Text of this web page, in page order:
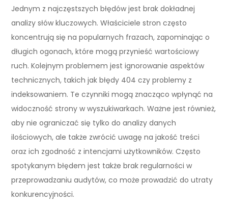
Jednym z najczęstszych błędów jest brak dokładnej
analizy słów kluczowych. Właściciele stron często
koncentrują się na popularnych frazach, zapominając o
długich ogonach, które mogą przynieść wartościowy
ruch. Kolejnym problemem jest ignorowanie aspektów
technicznych, takich jak błędy 404 czy problemy z
indeksowaniem. Te czynniki mogą znacząco wpłynąć na
widoczność strony w wyszukiwarkach. Ważne jest również,
aby nie ograniczać się tylko do analizy danych
ilościowych, ale także zwrócić uwagę na jakość treści
oraz ich zgodność z intencjami użytkowników. Często
spotykanym błędem jest także brak regularności w
przeprowadzaniu audytów, co może prowadzić do utraty
konkurencyjności.